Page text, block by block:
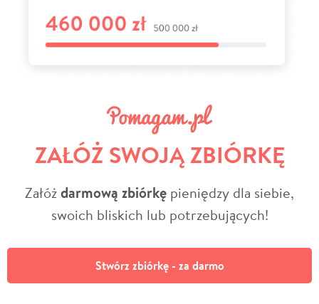
ZAŁÓŻ SWOJĄ ZBIÓRKĘ
Załóżdarmową zbiórkę pieniędzy dla siebie,
swoich bliskich lub potrzebujących!
Stwórz zbiórkę - za darmo